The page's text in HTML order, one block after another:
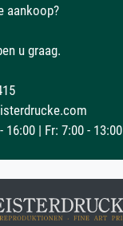
aankoop?
u graag.
16:00 | Fr: 7:00 - 13:00